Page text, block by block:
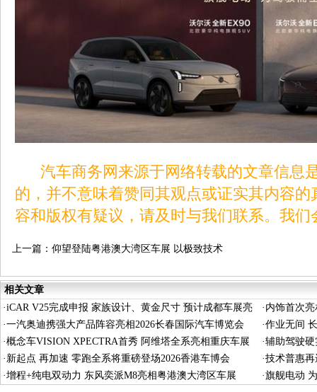
汽车商务网来源于网络转载的文章信息
的，并不意味着赞同其观点或证实其内容
容和版权有疑议，请及时与我们联系。我
上一篇： 仰望登陆粤港澳大湾区车展 以极致技术
相关文章
·iCAR V25完成申报 家族设计、黄金尺寸 预计成都车展亮
相
· 内饰首次
·一汽奥迪携强大产品阵容亮相2026长春国际汽车博览会 ·作业无间
·概念车VISION XPECTRA首秀 阿维塔全系亮相重庆车展 ·辅助驾驶硬
· 新起点 再加速 零跑全系将重磅登场2026香港车博会 ·技术普惠
车展
·增程+纯电双动力 东风奕派M8亮相粤港澳大湾区车展 ·旗舰电动